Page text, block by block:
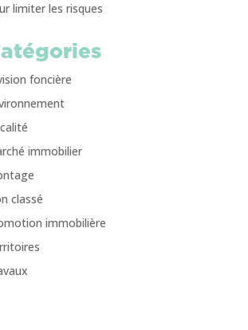
limiter les risques
foncière
immobilier
classé
immobilière